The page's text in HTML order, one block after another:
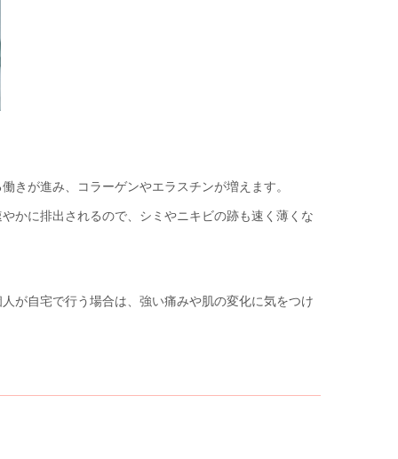
きが進み、コラーゲンやエラスチンが増えます。
かに排出されるので、シミやニキビの跡も速く薄くな
が自宅で行う場合は、強い痛みや肌の変化に気をつけ